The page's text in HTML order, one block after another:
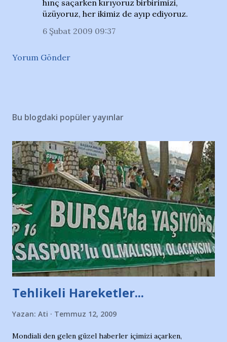
hınç saçarken kırıyoruz birbirimizi,
üzüyoruz, her ikimiz de ayıp ediyoruz.
6 Şubat 2009 09:37
Yorum Gönder
Bu blogdaki popüler yayınlar
Tehlikeli Hareketler...
Yazan: Ati Temmuz 12, 2009
Mondiali den gelen güzel haberler içimizi açarken,